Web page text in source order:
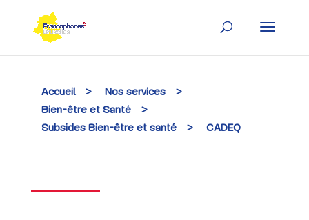
content
Accueil > Nos services
>
Bien-être et Santé
>
Subsides Bien-être et santé
> CADEQ